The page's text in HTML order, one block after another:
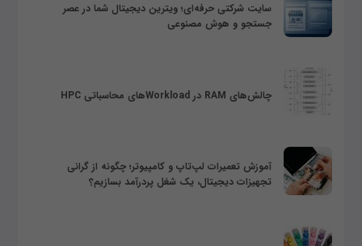
سایت شرکتی حرفه‌ای؛ ویترین دیجیتال شما در عصر
جستجو و هوش مصنوعی
چالش‌های RAM در Workloadهای محاسباتی HPC
آموزش تعمیرات لپ‌تاپ و کامپیوتر؛ چگونه از گرانی
تجهیزات دیجیتال، یک شغل پردرآمد بسازیم؟